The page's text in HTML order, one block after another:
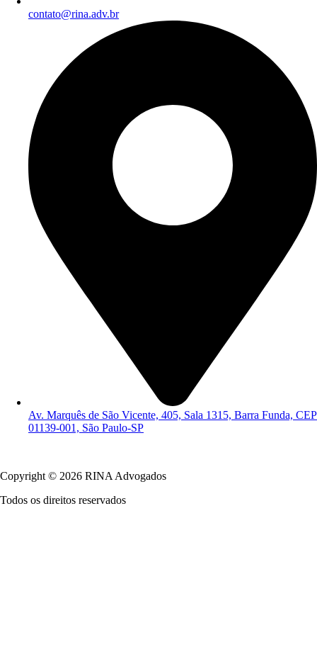
contato@rina.adv.br
Av. Marquês de São Vicente, 405, Sala 1315, Barra Funda, CEP
01139-001, São Paulo-SP
Copyright © 2026 RINA Advogados
Todos os direitos reservados